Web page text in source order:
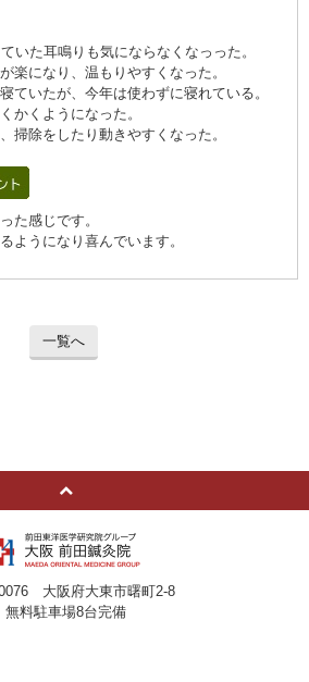
いた耳鳴りも気にならなくなっった。
楽になり、温もりやすくなった。
ていたが、今年は使わずに寝れている。
かくようになった。
掃除をしたり動きやすくなった。
た感じです。
ようになり喜んでいます。
一覧へ
大阪府大東市曙町2-8
無料駐車場8台完備